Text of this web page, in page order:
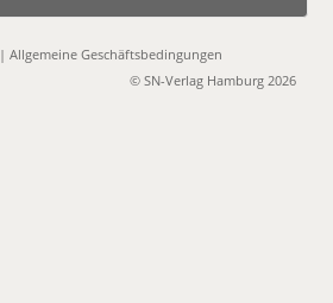
|Allgemeine Geschäftsbedingungen
© SN-Verlag Hamburg 2026